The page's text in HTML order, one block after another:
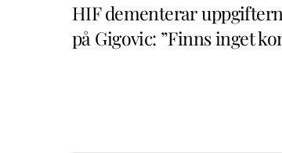
HIF dementerar
på Gigovic: ”Finns inget